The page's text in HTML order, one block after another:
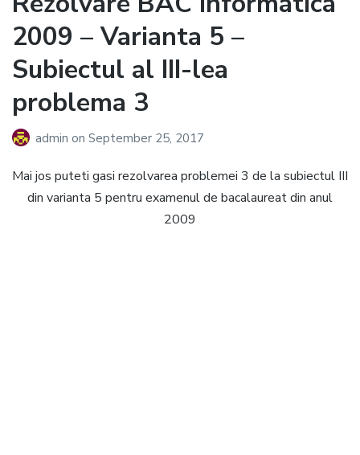
2009 – Varianta 5 –
Subiectul al III-lea
problema 3
admin on September 25, 2017
Mai jos puteti gasi rezolvarea problemei 3 de la subiectul III
din varianta 5 pentru examenul de bacalaureat din anul
2009